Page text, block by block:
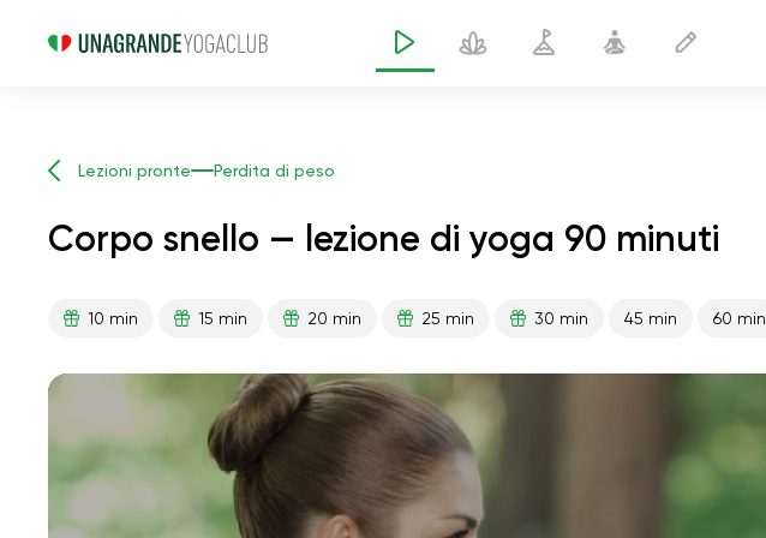
Lezioni pronte Perdita di peso
Corpo snello — lezione di yoga 90 minuti
10 min 15 min 20 min 25 min 30 min 45 min 60 min